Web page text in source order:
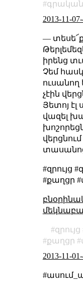
2013-11-
—
իրենց
Չեմ
ուսանող
չէին
Յետոյ
վազել
#զրույց
#քաղցր
զրույց
քաղցր
2013-11-